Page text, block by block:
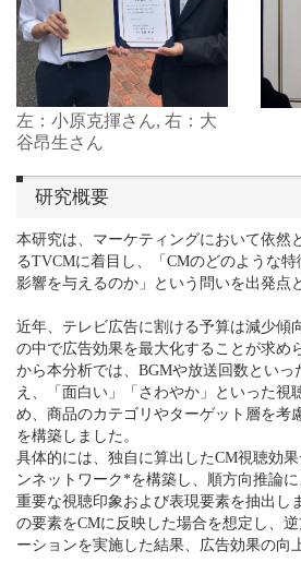
左：小原克揮さん, 右：大
谷昂生さん
研究概要
本研究は、マーケティングにおいて依然
るTVCMに着目し、「CMのどのような
影響を与えるのか」という問いを出発点
近年、テレビ広告に割ける予算は減少傾
の中で広告効果を最大化することが求め
から本分析では、BGMや放送回数といっ
え、「面白い」「さわやか」といった視
め、商品のカテゴリやターゲット層を考
を構築しました。
具体的には、独自に算出したCM視聴効
ンネットワーク*を構築し、順方向推論
重要な視聴印象および表現要素を抽出し
の要素をCMに反映した場合を想定し、
ーションを実施した結果、広告効果の向